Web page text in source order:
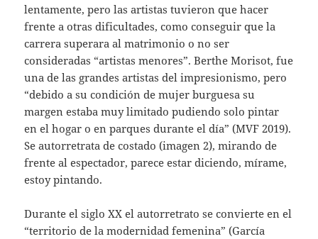
lentamente, pero las artistas tuvieron que hacer
frente a otras dificultades, como conseguir que la
carrera superara al matrimonio o no ser
consideradas “artistas menores”. Berthe Morisot, fue
una de las grandes artistas del impresionismo, pero
“debido a su condición de mujer burguesa su
margen estaba muy limitado pudiendo solo pintar
en el hogar o en parques durante el día” (MVF 2019).
Se autorretrata de costado (imagen 2), mirando de
frente al espectador, parece estar diciendo, mírame,
estoy pintando.
Durante el siglo XX el autorretrato se convierte en el
“territorio de la modernidad femenina” (García